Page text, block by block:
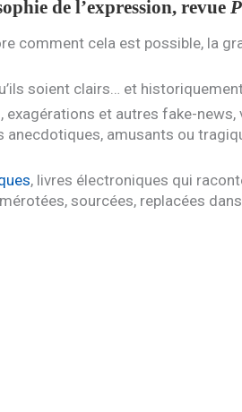
de l’expression, revue
comment cela est possible, la
soient clairs… et
et autres fake-news,
amusants ou
, livres électroniques qui
sourcées, replacées